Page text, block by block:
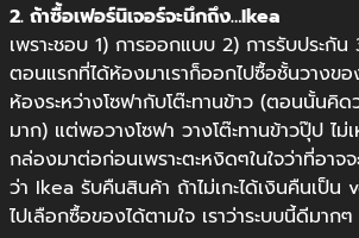
2. ถ้าซื้อเฟอร์นิเจอร์จะนึกถึง…Ikea
เพราะชอบ 1) การออกแบบ 2) การรับประกั
ตอนแรกที่ได้ห้องมาเราก็ออกไปซื้อชั้นวางข
ห้องระหว่างโซฟากับโต๊ะทานข้าว (ตอนนั้นคิ
มาก) แต่พอวางโซฟา วางโต๊ะทานข้าวปุ๊ป ไม่
กล่องมาต่อก่อนเพราะตะหงิดๆในใจว่าที่อา
ว่า Ikea รับคืนสินค้า ถ้าไม่เกะได้เงินคืนเป็น
ไปเลือกซื้อของได้ตามใจ เราว่าระบบนี้ดีมากๆ